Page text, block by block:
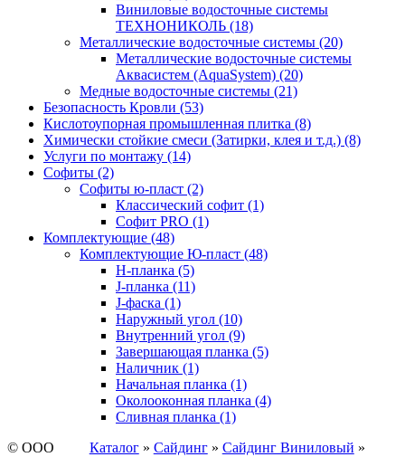
Виниловые водосточные системы
ТЕХНОНИКОЛЬ (18)
Металлические водосточные системы (20)
Металлические водосточные системы
Аквасистем (AquaSystem) (20)
Медные водосточные системы (21)
Безопасность Кровли (53)
Кислотоупорная промышленная плитка (8)
Химически стойкие смеси (Затирки, клея и т.д.) (8)
Услуги по монтажу (14)
Софиты (2)
Софиты ю-пласт (2)
Классический софит (1)
Софит PRO (1)
Комплектующие (48)
Комплектующие Ю-пласт (48)
H-планка (5)
J-планка (11)
J-фаска (1)
Наружный угол (10)
Внутренний угол (9)
Завершающая планка (5)
Наличник (1)
Начальная планка (1)
Околооконная планка (4)
Сливная планка (1)
Каталог» Сайдинг» Сайдинг Виниловый »
© ООО